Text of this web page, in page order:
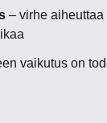
– virhe
vaikutus on